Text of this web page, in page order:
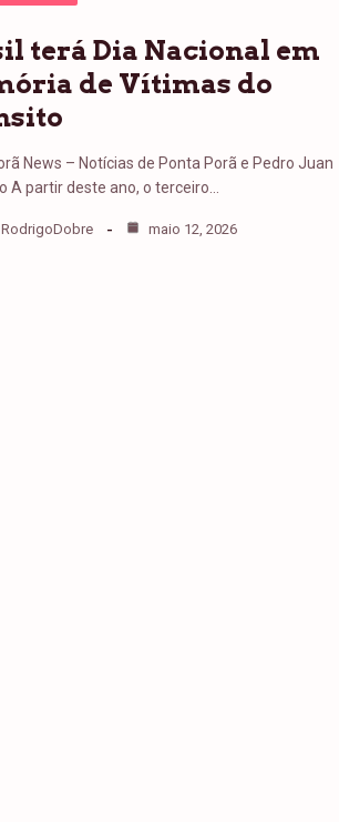
terá Dia Nacional em
de Vítimas do
News – Notícias de Ponta Porã e Pedro Juan
A partir deste ano, o terceiro…
RodrigoDobre maio 12, 2026